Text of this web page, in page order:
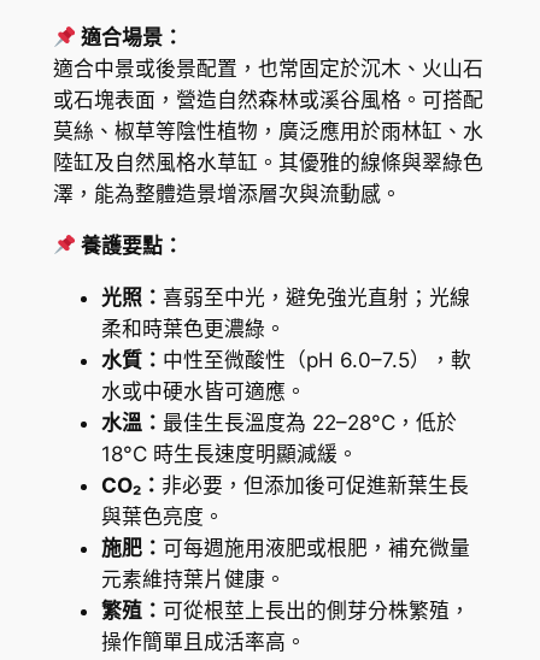
o
w
'
數
量
適合場景：
適合中景或後景配置，也常固定於沉木、火山石
或石塊表面，營造自然森林或溪谷風格。可搭配
莫絲、椒草等陰性植物，廣泛應用於雨林缸、水
陸缸及自然風格水草缸。其優雅的線條與翠綠色
澤，能為整體造景增添層次與流動感。
養護要點：
光照： 喜弱至中光，避免強光直射；光線
柔和時葉色更濃綠。
水質： 中性至微酸性（pH 6.0–7.5），軟
水或中硬水皆可適應。
水溫： 最佳生長溫度為 22–28°C，低於
18°C 時生長速度明顯減緩。
CO₂： 非必要，但添加後可促進新葉生長
與葉色亮度。
施肥： 可每週施用液肥或根肥，補充微量
元素維持葉片健康。
繁殖： 可從根莖上長出的側芽分株繁殖，
操作簡單且成活率高。